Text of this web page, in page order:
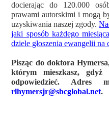
docierając do 120.000
prawami autorskimi i mogą
uzyskiwania naszej zgody.
jaki sposób każdego
dziele głoszenia ewangelii na
Pisząc do doktora
którym mieszkasz,
odpowiedzieć. Adres
rlhymersjr@sbcglobal.net.